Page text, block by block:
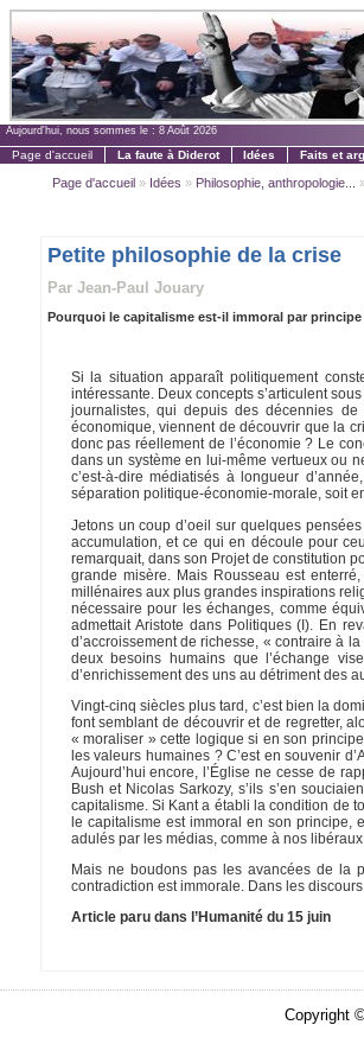
Aujourd'hui, nous sommes le : 8 Août 2026
Page d'accueil La faute à Diderot Idées Faits et
Page d'accueil» Idées » Philosophie, anthropologie...
Petite philosophie de la crise
Par Jean-Paul Jouary
Pourquoi le capitalisme est-il immoral par principe
Si la situation apparaît politiquement
intéressante. Deux concepts s’articulent
journalistes, qui depuis des décennies
économique, viennent de découvrir que la
donc pas réellement de l’économie ? Le
dans un système en lui-même vertueux ou
c’est-à-dire médiatisés à longueur
séparation politique-économie-morale, soit
Jetons un coup d’oeil sur quelques
accumulation, et ce qui en découle pour
remarquait, dans son Projet de constitution
grande misère. Mais Rousseau est
millénaires aux plus grandes inspirations
nécessaire pour les échanges, comme
admettait Aristote dans Politiques (I). En
d’accroissement de richesse, « contraire à
deux besoins humains que l’échange
d’enrichissement des uns au détriment des
Vingt-cinq siècles plus tard, c’est bien la
font semblant de découvrir et de regretter,
« moraliser » cette logique si en son
les valeurs humaines ? C’est en souvenir
Aujourd’hui encore, l’Église ne cesse de
Bush et Nicolas Sarkozy, s’ils s’en
capitalisme. Si Kant a établi la condition de
le capitalisme est immoral en son principe,
adulés par les médias, comme à nos
Mais ne boudons pas les avancées de la
contradiction est immorale. Dans les
Article paru dans l’Humanité du 15 juin
Copyright